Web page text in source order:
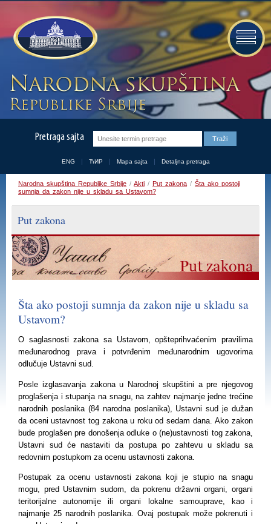
Pretraga sajta
ENG ЋИР Mapa sajta Detaljna pretraga
Narodna skupština Republike Srbije / Akti / Put zakona / Šta ako postoji
sumnja da zakon nije u skladu sa Ustavom?
Put zakona
Šta ako postoji sumnja da zakon nije u skladu sa
Ustavom?
O saglasnosti zakona sa Ustavom, opšteprihvaćenim pravilima
međunarodnog prava i potvrđenim međunarodnim ugovorima
odlučuje Ustavni sud.
Posle izglasavanja zakona u Narodnoj skupštini a pre njegovog
proglašenja i stupanja na snagu, na zahtev najmanjejedne trećine
narodnih poslanika (84 narodna poslanika), Ustavni sud je dužan
da oceni ustavnost tog zakona u roku od sedam dana.Ako zakon
bude proglašen pre donošenja odluke o (ne)ustavnosti tog zakona
Ustavni sud će nastaviti da postupa po zahtevu u skladu sa
redovnim postupkom za ocenu ustavnosti zakona.
Postupak za ocenu ustavnosti zakona koji je stupio na snagu
mogu, pred Ustavnim sudom, da pokrenu državni organi, organi
teritorijalne autonomije
ili organi lokalne samouprave, kao i
najmanje 25 narodnih poslanika. Ovaj postupak može pokrenuti i